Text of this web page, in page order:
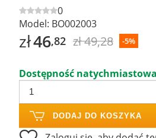
0
Model: BO002003
zł46,82 zł 49,28 -5%
Dostępność natychmiastowa
DODAJ DO KOSZYKA